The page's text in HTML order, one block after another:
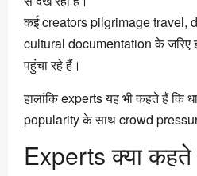
कई creators pilgrimage travel,
cultural documentation के
पहुंचा रहे हैं।
हालांकि experts यह भी कहते हैं कि
popularity के साथ crowd
Experts क्या कहते